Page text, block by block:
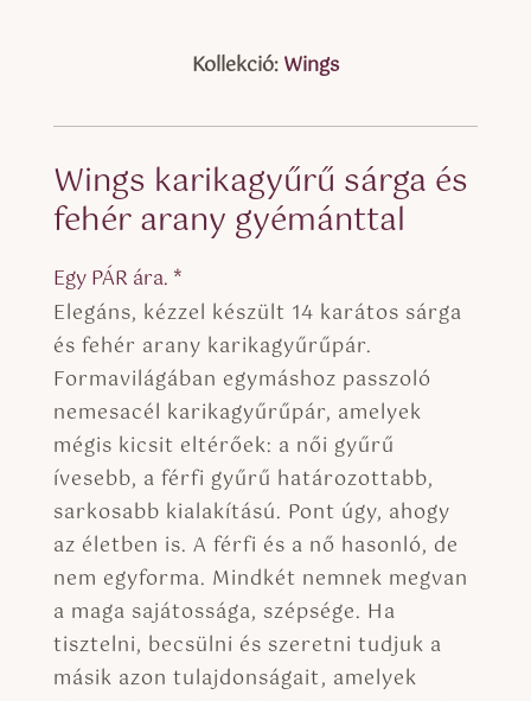
Kollekció:Wings
Wings karikagyűrű sárga és
fehér arany gyémánttal
Egy PÁR ára. *
Elegáns, kézzel készült 14 karátos sárga
és fehér arany karikagyűrűpár.
Formavilágában egymáshoz passzoló
nemesacél karikagyűrűpár, amelyek
mégis kicsit eltérőek: a női gyűrű
ívesebb, a férfi gyűrű határozottabb,
sarkosabb kialakítású. Pont úgy, ahogy
az életben is. A férfi és a nő hasonló, de
nem egyforma. Mindkét nemnek megvan
a maga sajátossága, szépsége. Ha
tisztelni, becsülni és szeretni tudjuk a
másik azon tulajdonságait, amelyek